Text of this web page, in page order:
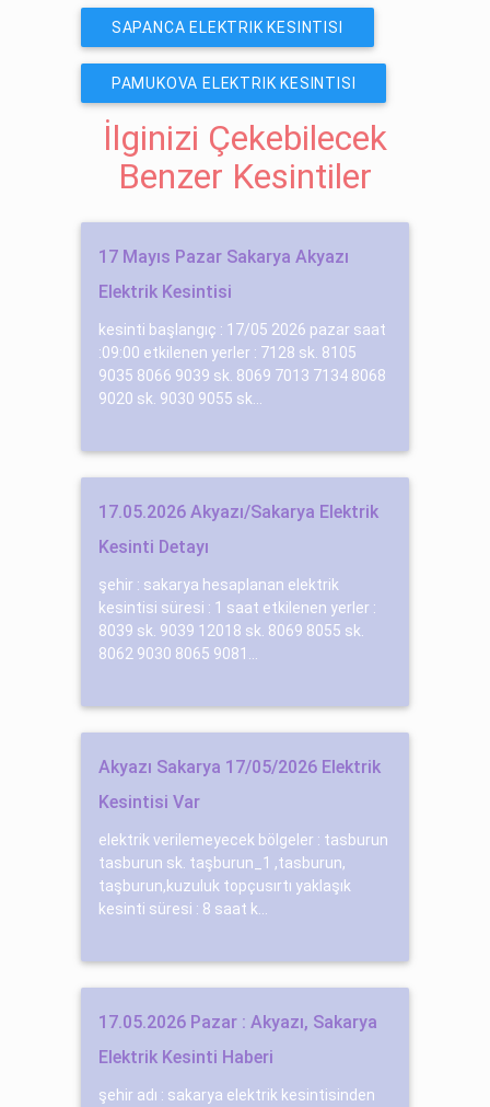
SAPANCA ELEKTRIK KESINTISI
PAMUKOVA ELEKTRIK KESINTISI
İlginizi Çekebilecek
Benzer Kesintiler
17 Mayıs Pazar Sakarya Akyazı
Elektrik Kesintisi
kesinti başlangıç : 17/05 2026 pazar saat
:09:00 etkilenen yerler : 7128 sk. 8105
9035 8066 9039 sk. 8069 7013 7134 8068
9020 sk. 9030 9055 sk...
17.05.2026 Akyazı/Sakarya Elektrik
Kesinti Detayı
şehir : sakarya hesaplanan elektrik
kesintisi süresi : 1 saat etkilenen yerler :
8039 sk. 9039 12018 sk. 8069 8055 sk.
8062 9030 8065 9081...
Akyazı Sakarya 17/05/2026 Elektrik
Kesintisi Var
elektrik verilemeyecek bölgeler : tasburun
tasburun sk. taşburun_1 ,tasburun,
taşburun,kuzuluk topçusırtı yaklaşık
kesinti süresi : 8 saat k...
17.05.2026 Pazar : Akyazı, Sakarya
Elektrik Kesinti Haberi
şehir adı : sakarya elektrik kesintisinden